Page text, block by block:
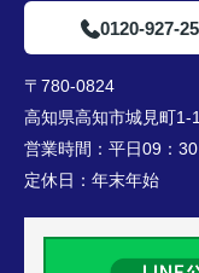
0120-927-
〒780-0824
高知県高知市城見町1-1
営業時間： 平日09：
定休日： 年末年始